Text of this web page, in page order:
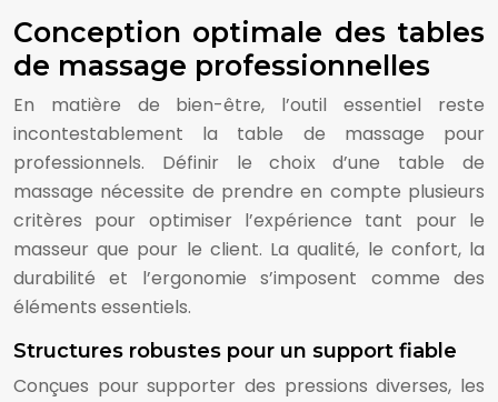
Conception optimale des tables
de massage professionnelles
En matière de bien-être, l’outil essentiel reste
incontestablement la table de massage pour
professionnels. Définir le choix d’une table de
massage nécessite de prendre en compte plusieurs
critères pour optimiser l’expérience tant pour le
masseur que pour le client. La qualité, le confort, la
durabilité et l’ergonomie s’imposent comme des
éléments essentiels.
Structures robustes pour un support fiable
Conçues pour supporter des pressions diverses, les